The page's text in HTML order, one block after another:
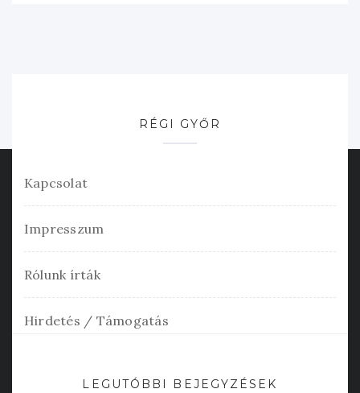
RÉGI GYŐR
Kapcsolat
Impresszum
Rólunk írták
Hirdetés / Támogatás
LEGUTÓBBI BEJEGYZÉSEK